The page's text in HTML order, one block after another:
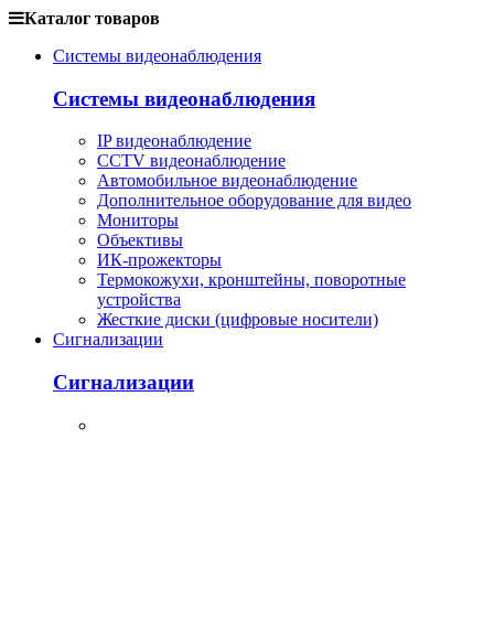
Каталог товаров
Системы видеонаблюдения
Системы видеонаблюдения
IP видеонаблюдение
CCTV видеонаблюдение
Автомобильное видеонаблюдение
Дополнительное оборудование для видео
Мониторы
Объективы
ИК-прожекторы
Термокожухи, кронштейны, поворотные
устройства
Жесткие диски (цифровые носители)
Сигнализации
Сигнализации